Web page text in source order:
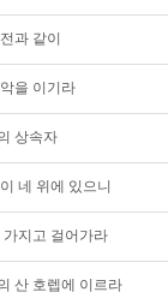
과 같이
을 이기라
상속자
네 위에 있으니
가지고 걸어가라
산 호렙에 이르라